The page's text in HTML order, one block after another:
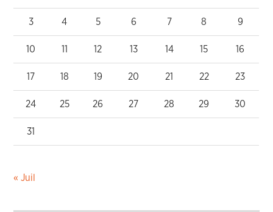
3 4 5 6 7 8 9
10 11 12 13 14 15 16
17 18 19 20 21 22 23
24 25 26 27 28 29 30
31
« Juil